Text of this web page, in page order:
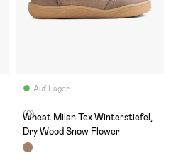
Auf Lager
(0)
Wheat Milan Tex Winterstiefel,
Dry Wood Snow Flower